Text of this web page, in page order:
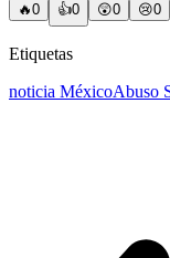
🔥0 👍0 😲0 😢0
Etiquetas
noticia MéxicoAbuso